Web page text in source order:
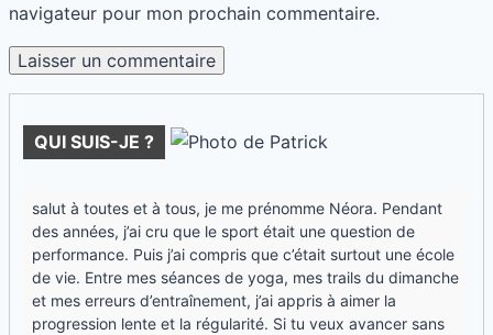
navigateur pour mon prochain commentaire.
QUI SUIS-JE ?
salut à toutes et à tous, je me prénomme Néora. Pendant
des années, j’ai cru que le sport était une question de
performance. Puis j’ai compris que c’était surtout une école
de vie. Entre mes séances de yoga, mes trails du dimanche
et mes erreurs d’entraînement, j’ai appris à aimer la
progression lente et la régularité. Si tu veux avancer sans